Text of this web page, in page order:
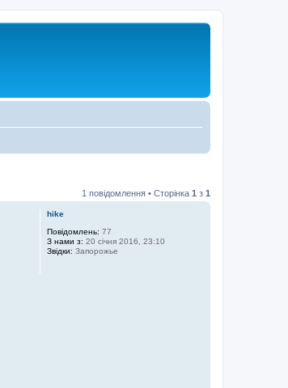
1 повідомлення • Сторінка 1 з 1
hike
Повідомлень: 77
З нами з: 20 січня 2016, 23:10
Звідки: Запорожье